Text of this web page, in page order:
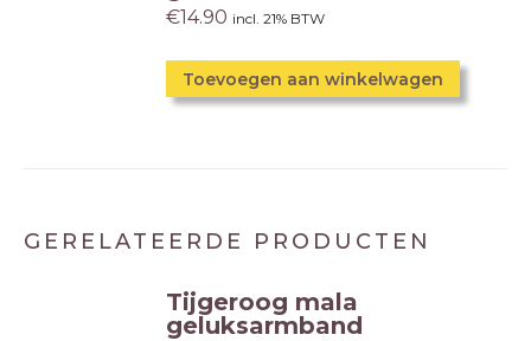
€14.90 incl. 21% BTW
Toevoegen aan winkelwagen
GERELATEERDE PRODUCTEN
Tijgeroog mala
geluksarmband